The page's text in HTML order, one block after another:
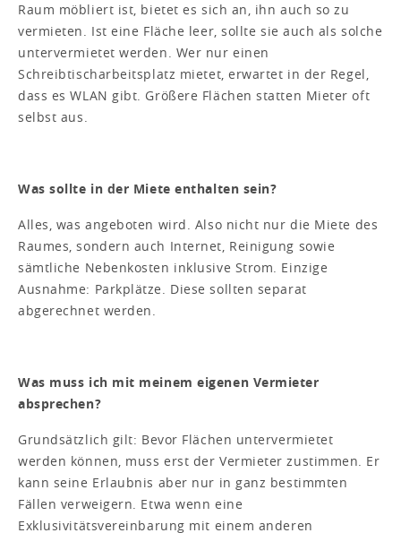
Raum möbliert ist, bietet es sich an, ihn auch so zu
vermieten. Ist eine Fläche leer, sollte sie auch als solche
untervermietet werden. Wer nur einen
Schreibtischarbeitsplatz mietet, erwartet in der Regel,
dass es WLAN gibt. Größere Flächen statten Mieter oft
selbst aus.
Was sollte in der Miete enthalten sein?
Alles, was angeboten wird. Also nicht nur die Miete des
Raumes, sondern auch Internet, Reinigung sowie
sämtliche Nebenkosten inklusive Strom. Einzige
Ausnahme: Parkplätze. Diese sollten separat
abgerechnet werden.
Was muss ich mit meinem eigenen Vermieter
absprechen?
Grundsätzlich gilt: Bevor Flächen untervermietet
werden können, muss erst der Vermieter zustimmen. Er
kann seine Erlaubnis aber nur in ganz bestimmten
Fällen verweigern. Etwa wenn eine
Exklusivitätsvereinbarung mit einem anderen